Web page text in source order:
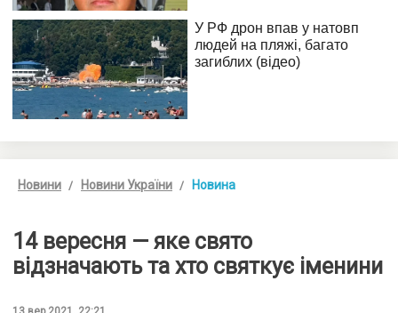
Новини Новини України Новина
14 вересня — яке свято
відзначають та хто святкує іменини